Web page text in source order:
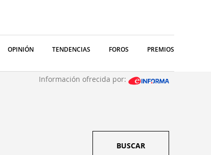
OPINIÓN TENDENCIAS FOROS PREMIOS
Información ofrecida por:
BUSCAR